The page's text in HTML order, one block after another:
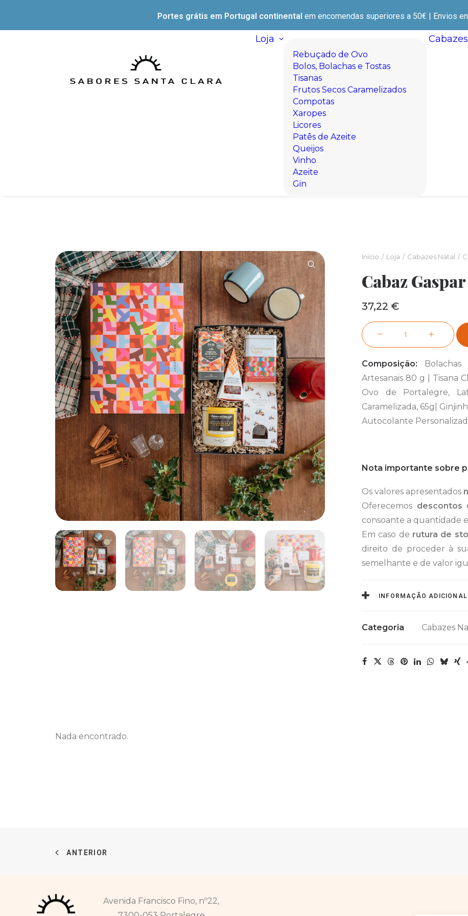
Portes grátis em Portugal continental em encomendas superiores a 50€ | Envios
Loja
Rebuçado de Ovo
Bolos, Bolachas e Tostas
Tisanas
Frutos Secos Caramelizados
Compotas
Xaropes
Licores
Patês de Azeite
Queijos
Vinho
Azeite
Gin
Cabazes
Início Loja Cabazes Natal
Cabaz Gaspar
37,22 €
Quantidade
de
Composição:
Artesanais 80 g | Tisana
Ovo de Portalegre,
Caramelizada, 65g|
Autocolante
Nota importante sobre
Os valores apresentados
Oferecemos descontos
consoante a quantidade
Em caso de rutura de
direito de proceder à
semelhante e de valor
INFORMAÇÃO ADICIONAL
Categoria Cabazes
Nada encontrado.
ANTERIOR
Avenida Francisco Fino, nº22,